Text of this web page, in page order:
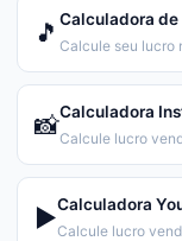
🎵 Calculadora de
📸Calculadora
▶️Calculadora
Calcule lucro